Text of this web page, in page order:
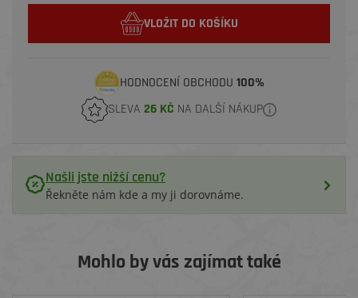
VLOŽIT DO KOŠÍKU
HODNOCENÍ OBCHODU 100%
SLEVA 26 KČ NA DALŠÍ NÁKUP
Našli jste nižší cenu?
Řekněte nám kde a my ji dorovnáme.
Mohlo by vás zajímat také